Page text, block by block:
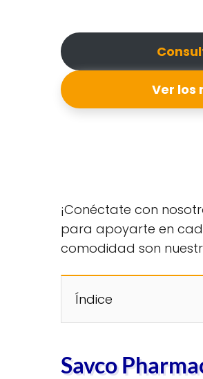
Ver los
¡Conéctate con
para apoyarte en
comodidad son
Índice
Savco